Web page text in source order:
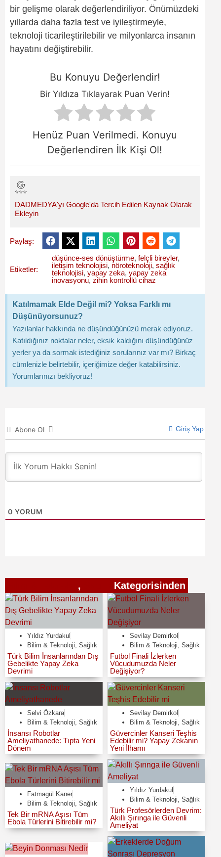
bir gelişme olarak değerlendiriliyor. Önümüzdeki
yıllarda daha fazla test ve iyileştirmeyle,
teknoloji ticarileştirilebilir ve milyonlarca insanın
hayatını değiştirebilir.
Bu Konuyu Değerlendir!
Bir Yıldıza Tıklayarak Puan Verin!
Henüz Puan Verilmedi. Konuyu
Değerlendiren İlk Kişi Ol!
DADMEDYA'yı Google'da Tercih Edilen Kaynak Olarak
Ekleyin
Paylaş:
Etiketler:
düşünce-ses dönüştürme, felçli bireyler,
iletişim teknolojisi, nöroteknoloji, sağlık
teknolojisi, yapay zeka, yapay zeka
inovasyonu, zihin kontrollü cihaz
Katılmamak Elde Değil mi? Yoksa Farklı mı
Düşünüyorsunuz?
Yazılanlar hakkında ne düşündüğünüzü merak ediyoruz.
Katıldığınız noktalar neler, eksik kaldığını düşündüğünüz
yerler ya da sormak istediğiniz sorularınız var mı? Birkaç
cümlenizle belirtebilir, içeriğimize değer katabilirsiniz.
Yorumlarınızı bekliyoruz!
Abone Ol Giriş Yap
0 YORUM
, Kategorisinden
Yıldız Yurdakul
Bilim & Teknoloji, Sağlık
Türk Bilim İnsanlarından Dış
Gebelikte Yapay Zeka
Devrimi
Sevilay Demirkol
Bilim & Teknoloji, Sağlık
Futbol Finali İzlerken
Vücudumuzda Neler
Değişiyor?
Selvi Özkara
Bilim & Teknoloji, Sağlık
İnsansı Robotlar
Ameliyathanede: Tıpta Yeni
Dönem
Sevilay Demirkol
Bilim & Teknoloji, Sağlık
Güvercinler Kanseri Teşhis
Edebilir mi? Yapay Zekanın
Yeni İlhamı
Fatmagül Kaner
Bilim & Teknoloji Sağlık
Tek Bir mRNA Aşısı Tüm
Ebola Türlerini Bitirebilir mi?
Yıldız Yurdakul
Bilim & Teknoloji, Sağlık
Türk Profesörlerden Devrim:
Akıllı Şırınga ile Güvenli
Ameliyat